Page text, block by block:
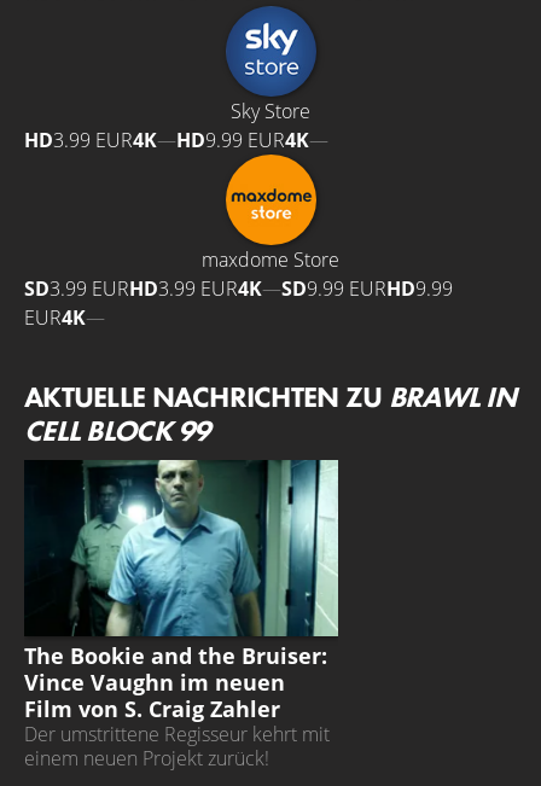
Sky Store
HD3.99 EUR4K—HD9.99 EUR4K—
maxdome Store
SD3.99 EURHD3.99 EUR4K—SD9.99 EURHD9.99
EUR4K—
AKTUELLE NACHRICHTEN ZU BRAWL IN
CELL BLOCK 99
THE BOOKIE AND THE BRUISER
The Bookie and the Bruiser:
Vince Vaughn im neuen
Film von S. Craig Zahler
Der umstrittene Regisseur kehrt mit
einem neuen Projekt zurück!